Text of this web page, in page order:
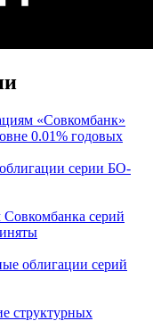
«Совкомбанк»
0.01% годовых
серии БО-
серий